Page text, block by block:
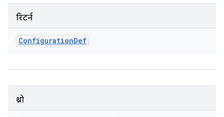
रिटर्न
ConfigurationDef
थ्रो